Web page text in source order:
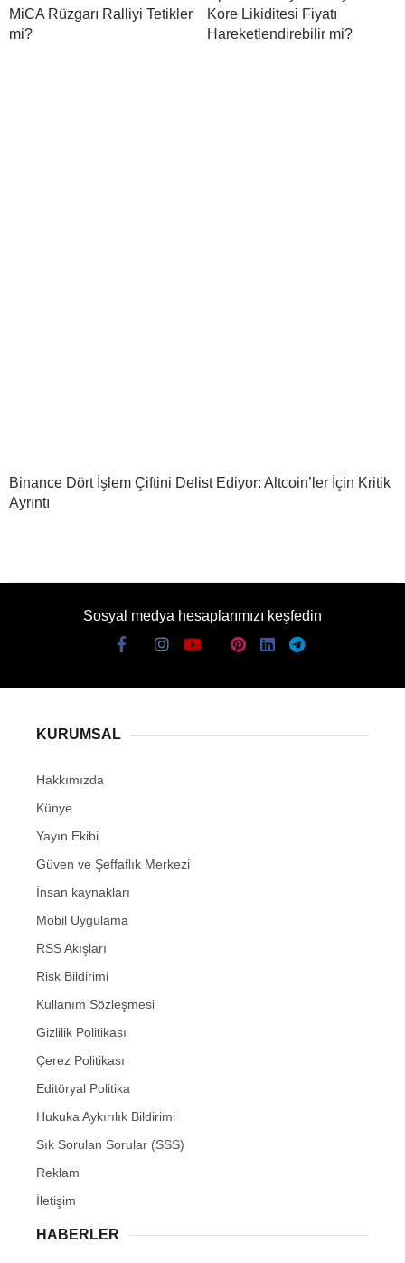
MiCA Rüzgarı Ralliyi Tetikler
mi?
Kore Likiditesi Fiyatı
Hareketlendirebilir mi?
Binance Dört İşlem Çiftini Delist Ediyor: Altcoin’ler İçin Kritik
Ayrıntı
Sosyal medya hesaplarımızı keşfedin
KURUMSAL
Hakkımızda
Künye
Yayın Ekibi
Güven ve Şeffaflık Merkezi
İnsan kaynakları
Mobil Uygulama
RSS Akışları
Risk Bildirimi
Kullanım Sözleşmesi
Gizlilik Politikası
Çerez Politikası
Editöryal Politika
Hukuka Aykırılık Bildirimi
Sık Sorulan Sorular (SSS)
Reklam
İletişim
HABERLER